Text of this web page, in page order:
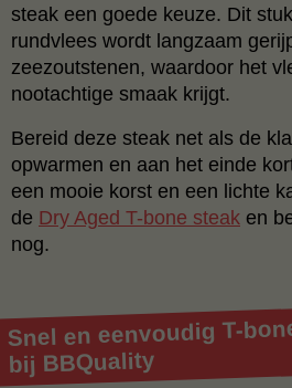
steak een goede keuze. Dit
rundvlees wordt langzaam
zeezoutstenen, waardoor het
nootachtige smaak krijgt.
Bereid deze steak net als de
opwarmen en aan het einde
een mooie korst en een lichte
de Dry Aged T-bone steak en
nog.
Snel en eenvoudig T-
bij BBQuality